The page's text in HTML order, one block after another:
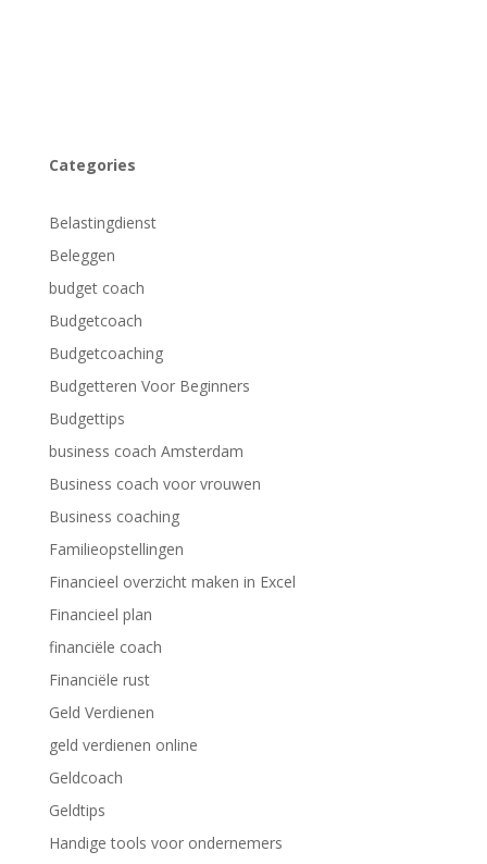
Categories
Belastingdienst
Beleggen
budget coach
Budgetcoach
Budgetcoaching
Budgetteren Voor Beginners
Budgettips
business coach Amsterdam
Business coach voor vrouwen
Business coaching
Familieopstellingen
Financieel overzicht maken in Excel
Financieel plan
financiële coach
Financiële rust
Geld Verdienen
geld verdienen online
Geldcoach
Geldtips
Handige tools voor ondernemers